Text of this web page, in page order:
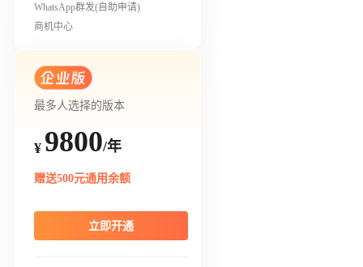
WhatsApp群发(自助申请)
商机中心
最多人选择的版本
¥ 9800/年
赠送500元通用余额
立即开通